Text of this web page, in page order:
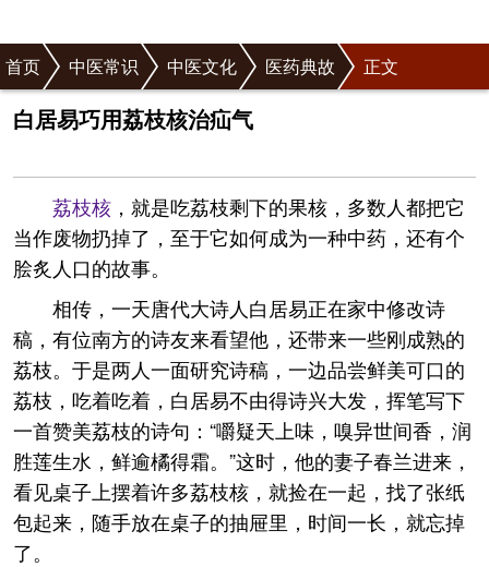
首页 中医常识 中医文化 医药典故 正文
白居易巧用荔枝核治疝气
荔枝核 ，就是吃荔枝剩下的果核，多数人都把它
当作废物扔掉了，至于它如何成为一种中药，还有个
脍炙人口的故事。
相传，一天唐代大诗人白居易正在家中修改诗
稿，有位南方的诗友来看望他，还带来一些刚成熟的
荔枝。于是两人一面研究诗稿，一边品尝鲜美可口的
荔枝，吃着吃着，白居易不由得诗兴大发，挥笔写下
一首赞美荔枝的诗句：“嚼疑天上味，嗅异世间香，润
胜莲生水，鲜逾橘得霜。”这时，他的妻子春兰进来，
看见桌子上摆着许多荔枝核，就捡在一起，找了张纸
包起来，随手放在桌子的抽屉里，时间一长，就忘掉
了。